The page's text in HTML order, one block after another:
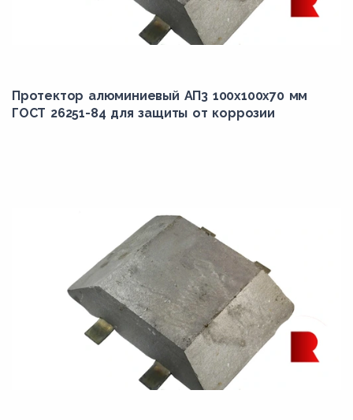
Протектор алюминиевый АП3 100х100х70 мм
ГОСТ 26251-84 для защиты от коррозии